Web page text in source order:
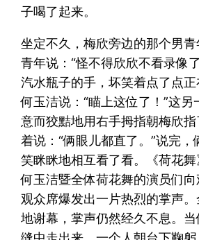
子喝了起来。
坐定不久，梅欣旁边的那个男
青年说：“怪不得欣欣不看录像
汽水瓶子的手，坏笑着点了点
何玉洁说：“瞄上这位了！”这另
意而狡黠地用右手拇指朝梅欣
着说：“俩眼儿都直了。”说完，
笑眯眯地相互看了看。《荷花
何玉洁暨全体荷花舞的演员们向
观众席爆发出一片热烈的掌声
地谢幕，掌声仍然经久不息。